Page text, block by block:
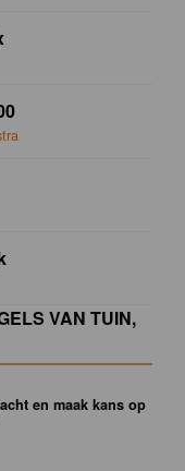
VAN TUIN,
en maak kans op